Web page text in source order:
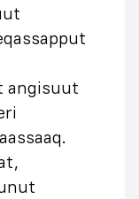
angisuut